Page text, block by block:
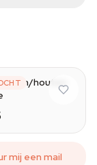
houten
mij een mail